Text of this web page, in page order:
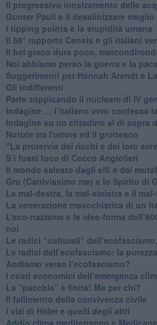
​Il progressivo innalzamento delle
​Gunter Pauli e il desalinizzare
I tipping points e la stupidità umana
​Il 58° rapporto Censis e gli italiani
​Il bel gioco dura poco,
Noi abbiamo perso la guerra e la pace
Suggerimenti per Hannah Arendt e
​Gli indifferenti
Parte zoppicando il nucleare di IV
​Indagine … l’italiano vero confessa
Indagine su un cittadino al di sopra
Notizie tra l'orrore ed il grottesco
"La protervia dei ricchi e dei loro
S’i fossi foco di Cecco Angiolieri
​Il mondo salvato dagli elfi e dai
Gru (Cattivissimo me) e lo Spirito di
​La mal-destra, la mal-sinistra e il
​La venerazione masochistica di un
​L’eco-nazismo e le idee-forma
noi
​Le radici “culturali”
Le radici dell’ecofascismo: la
Andiamo verso l’ecofascismo?
I costi economici dell’emergenza
​La “pacchia” è finita! Ma per chi?
​Il fallimento della convivenza civile
​I vizi di Hitler e quelli degli altri
Addio clima mediterraneo e Medicane